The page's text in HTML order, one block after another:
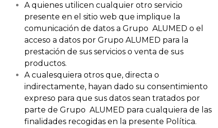
A quienes utilicen cualquier otro servicio
presente en el sitio web que implique la
comunicación de datos a Grupo ALUMED o el
acceso a datos por Grupo ALUMED para la
prestación de sus servicios o venta de sus
productos.
A cualesquiera otros que, directa o
indirectamente, hayan dado su consentimiento
expreso para que sus datos sean tratados por
parte de Grupo ALUMED para cualquiera de las
finalidades recogidas en la presente Política.